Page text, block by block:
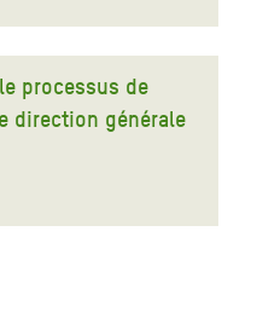
processus de
direction générale